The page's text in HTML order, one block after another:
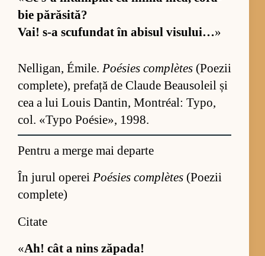
bie pă­ră­si­tă?
Vai! s-a scu­fun­dat în abi­sul vi­su­lui…»
Nel­li­gan, Émi­le. Poé­sies com­plètes (Po­e­zii
com­ple­te), pre­față de Cla­ude Bea­u­so­leil și
cea a lui Lo­uis Dan­tin, Montréal: Ty­po,
col. «Typo Poé­si­e», 1998.
Pentru a merge mai departe
În jurul operei Poésies complètes (Poezii
complete)
Citate
«Ah! cât a nins ză­pa­da!